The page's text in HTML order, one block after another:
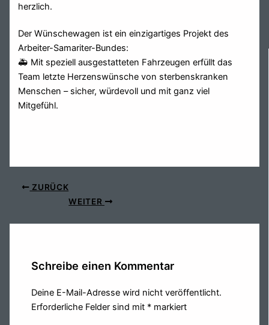
herzlich.
Der Wünschewagen ist ein einzigartiges Projekt des
Arbeiter-Samariter-Bundes:
🚑 Mit speziell ausgestatteten Fahrzeugen erfüllt das
Team letzte Herzenswünsche von sterbenskranken
Menschen – sicher, würdevoll und mit ganz viel
Mitgefühl.
ZURÜCK
WEITER
Schreibe einen Kommentar
Deine E-Mail-Adresse wird nicht veröffentlicht.
Erforderliche Felder sind mit * markiert